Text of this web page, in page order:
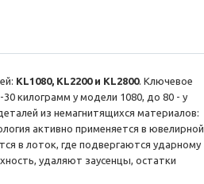
KL1080, KL2200 и KL2800. Ключевое
килограмм у модели 1080, до 80 - у
из немагнитящихся материалов:
активно применяется в ювелирной
в лоток, где подвергаются ударному
удаляют заусенцы, остатки